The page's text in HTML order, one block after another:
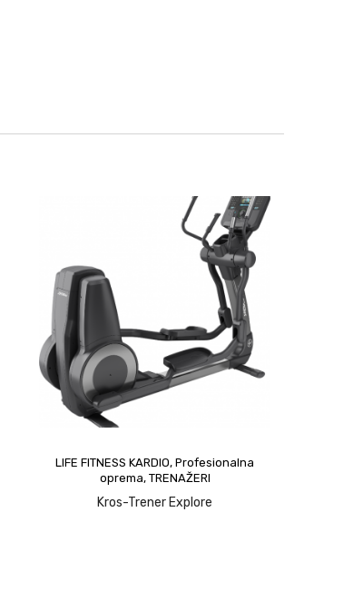
LIFE FITNESS KARDIO, Profesionalna
oprema, TRENAŽERI
Kros-Trener Explore